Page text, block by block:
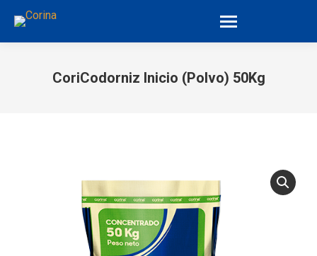
CoriCodorniz Inicio (Polvo) 50Kg